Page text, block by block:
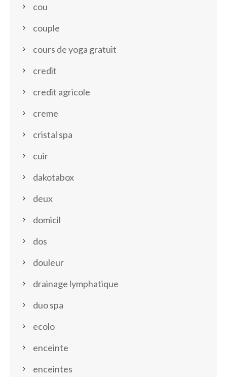
cou
couple
cours de yoga gratuit
credit
credit agricole
creme
cristal spa
cuir
dakotabox
deux
domicil
dos
douleur
drainage lymphatique
duo spa
ecolo
enceinte
enceintes